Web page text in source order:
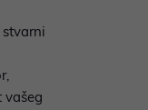
vašeg